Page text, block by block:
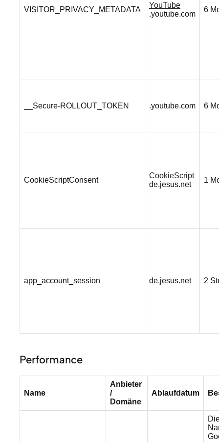
VISITOR_PRIVACY_METADATA
YouTube
.youtube.com
6
__Secure-ROLLOUT_TOKEN .youtube.com 6
CookieScriptConsent
CookieScript
de.jesus.net
1
app_account_session de.jesus.net 2
Performance
Name
Anbieter
/
Domäne
Ablaufdatum